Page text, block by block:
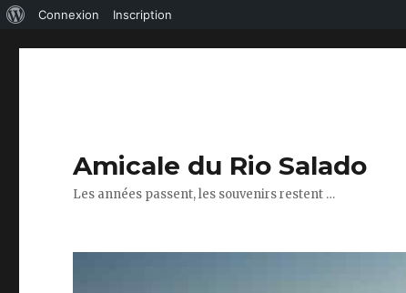
Connexion Inscription
Amicale du Rio Salado
Les années passent, les souvenirs restent …